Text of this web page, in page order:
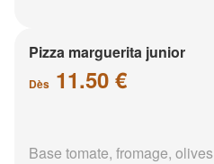
Pizza marguerita junior
Dès 11.50 €
Base tomate, fromage, olives